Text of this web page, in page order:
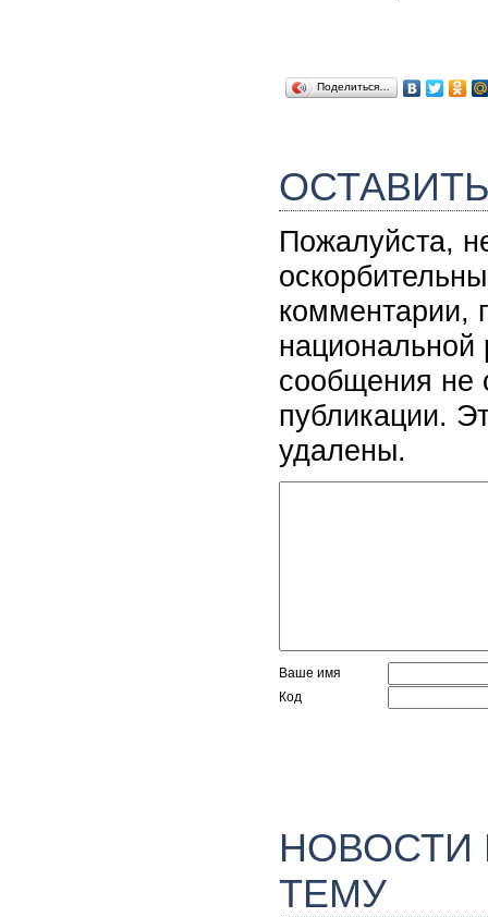
Поделиться…
Пожалуйста,
комментарии,
национальной
сообщения не
публикации.
удалены.
Ваше имя
Код
ТЕМУ